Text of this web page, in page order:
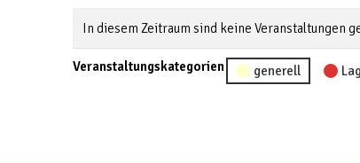
In diesem Zeitraum sind keine Veranstaltungen
Veranstaltungskategorien generell